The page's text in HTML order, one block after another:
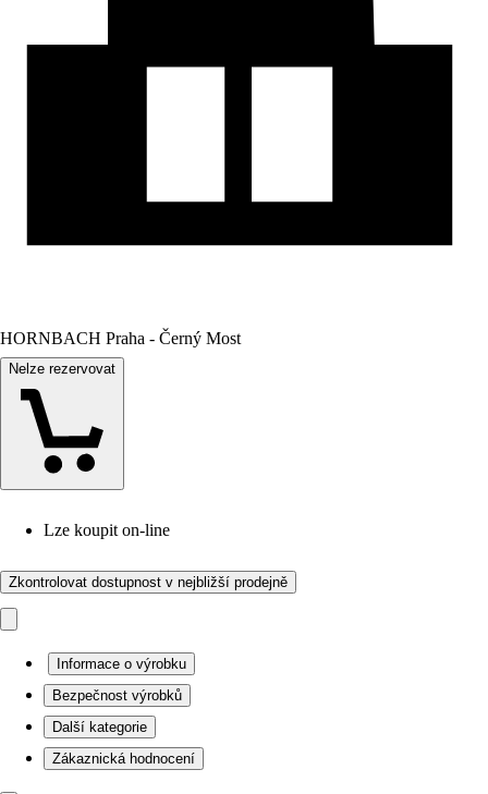
HORNBACH Praha - Černý Most
Nelze rezervovat
Lze koupit on-line
Zkontrolovat dostupnost v nejbližší prodejně
Informace o výrobku
Bezpečnost výrobků
Další kategorie
Zákaznická hodnocení